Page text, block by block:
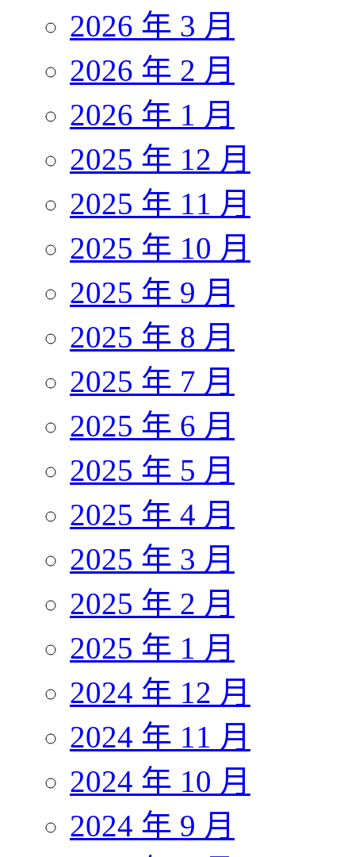
2026 年 3 月
2026 年 2 月
2026 年 1 月
2025 年 12 月
2025 年 11 月
2025 年 10 月
2025 年 9 月
2025 年 8 月
2025 年 7 月
2025 年 6 月
2025 年 5 月
2025 年 4 月
2025 年 3 月
2025 年 2 月
2025 年 1 月
2024 年 12 月
2024 年 11 月
2024 年 10 月
2024 年 9 月